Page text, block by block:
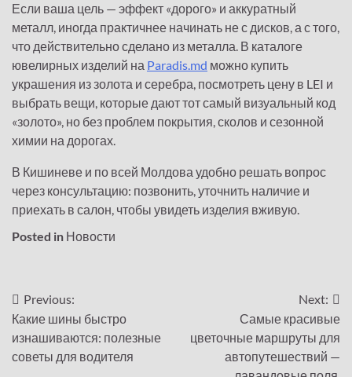
Если ваша цель — эффект «дорого» и аккуратный
металл, иногда практичнее начинать не с дисков, а с того,
что действительно сделано из металла. В каталоге
ювелирных изделий на Paradis.md можно купить
украшения из золота и серебра, посмотреть цену в LEI и
выбрать вещи, которые дают тот самый визуальный код
«золото», но без проблем покрытия, сколов и сезонной
химии на дорогах.
В Кишиневе и по всей Молдова удобно решать вопрос
через консультацию: позвонить, уточнить наличие и
приехать в салон, чтобы увидеть изделия вживую.
Posted in Новости
Навигация
по
записям
Previous:
Какие шины быстро
изнашиваются: полезные
советы для водителя
Next:
Самые красивые
цветочные маршруты для
автопутешествий —